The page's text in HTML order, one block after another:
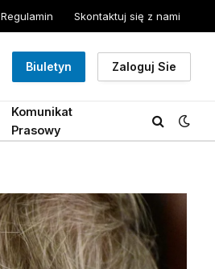
Regulamin Skontaktuj się z nami
Biuletyn Zaloguj Sie
Komunikat
Prasowy